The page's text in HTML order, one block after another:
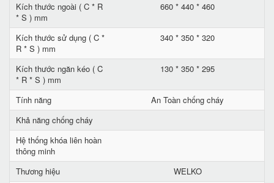
Kích thước ngoài ( C * R
* S ) mm
660 * 440 * 460
Kích thước sử dụng ( C *
R * S ) mm
340 * 350 * 320
Kích thước ngăn kéo ( C
* R * S ) mm
130 * 350 * 295
Tính năng
An Toàn chống cháy
Khả năng chống cháy
Hệ thống khóa liên hoàn
thông minh
Thương hiệu
WELKO